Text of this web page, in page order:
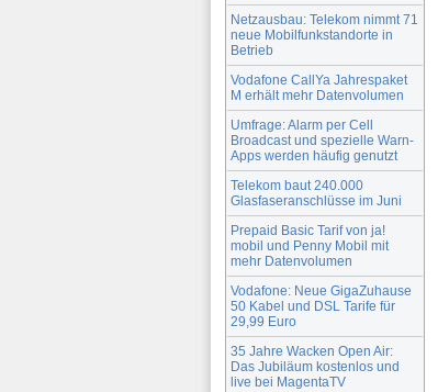
Netzausbau: Telekom nimmt 71
neue Mobilfunkstandorte in
Betrieb
Vodafone CallYa Jahrespaket
M erhält mehr Datenvolumen
Umfrage: Alarm per Cell
Broadcast und spezielle Warn-
Apps werden häufig genutzt
Telekom baut 240.000
Glasfaseranschlüsse im Juni
Prepaid Basic Tarif von ja!
mobil und Penny Mobil mit
mehr Datenvolumen
Vodafone: Neue GigaZuhause
50 Kabel und DSL Tarife für
29,99 Euro
35 Jahre Wacken Open Air:
Das Jubiläum kostenlos und
live bei MagentaTV